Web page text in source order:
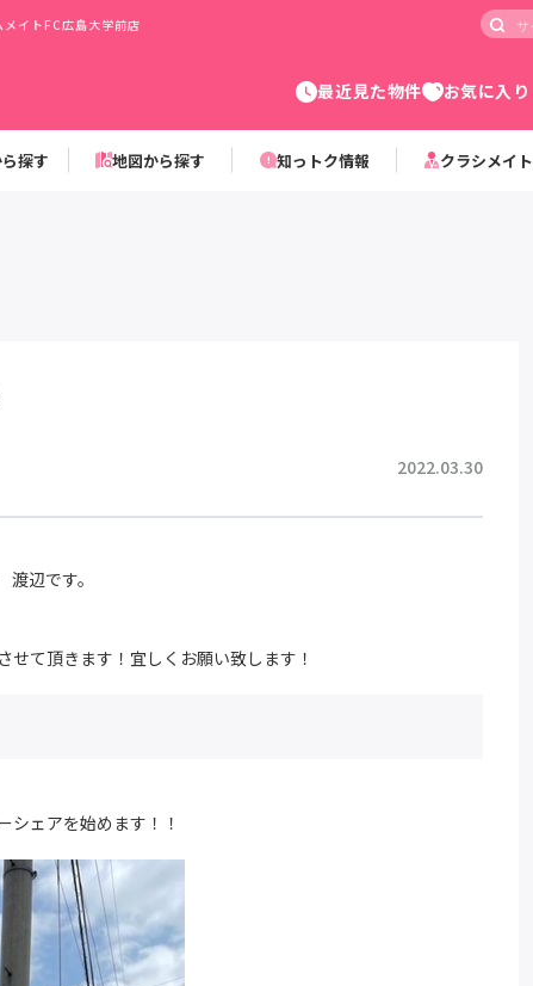
イトFC広島大学前店
最近見た物件 お気に入り
探す 地図から探す 知っトク情報 クラシメイト
2022.03.30
辺です。
て頂きます！宜しくお願い致します！
シェアを始めます！！